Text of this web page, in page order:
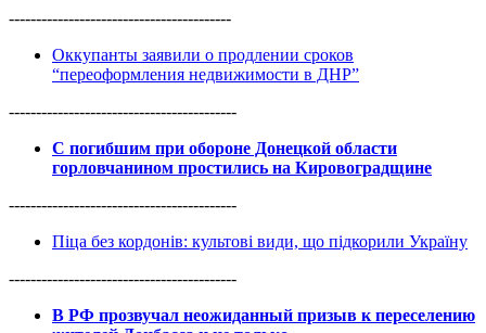
-----------------------------------------
Оккупанты заявили о продлении сроков
“переоформления недвижимости в ДНР”
------------------------------------------
С погибшим при обороне Донецкой области
горловчанином простились на Кировоградщине
------------------------------------------
Піца без кордонів: культові види, що підкорили Україну
------------------------------------------
В РФ прозвучал неожиданный призыв к переселению